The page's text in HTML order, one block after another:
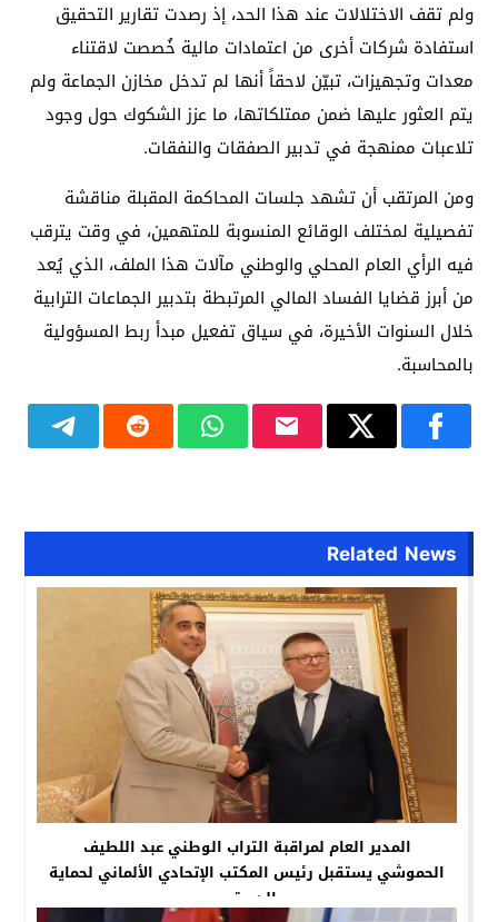
ولم تقف الاختلالات عند هذا الحد، إذ رصدت تقارير التحقيق
استفادة شركات أخرى من اعتمادات مالية خُصصت لاقتناء
معدات وتجهيزات، تبيّن لاحقاً أنها لم تدخل مخازن الجماعة ولم
يتم العثور عليها ضمن ممتلكاتها، ما عزز الشكوك حول وجود
تلاعبات ممنهجة في تدبير الصفقات والنفقات.
ومن المرتقب أن تشهد جلسات المحاكمة المقبلة مناقشة
تفصيلية لمختلف الوقائع المنسوبة للمتهمين، في وقت يترقب
فيه الرأي العام المحلي والوطني مآلات هذا الملف، الذي يُعد
من أبرز قضايا الفساد المالي المرتبطة بتدبير الجماعات الترابية
خلال السنوات الأخيرة، في سياق تفعيل مبدأ ربط المسؤولية
بالمحاسبة.
Related News
المدير العام لمراقبة التراب الوطني عبد اللطيف
الحموشي يستقبل رئيس المكتب الإتحادي الألماني لحماية
الدستور